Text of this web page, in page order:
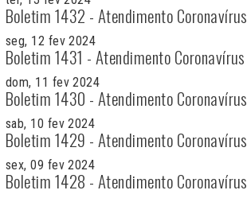
Boletim 1432 - Atendimento Coronavírus
seg, 12 fev 2024
Boletim 1431 - Atendimento Coronavírus
dom, 11 fev 2024
Boletim 1430 - Atendimento Coronavírus
sab, 10 fev 2024
Boletim 1429 - Atendimento Coronavírus
sex, 09 fev 2024
Boletim 1428 - Atendimento Coronavírus